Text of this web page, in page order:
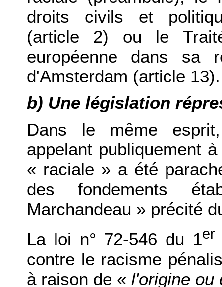
droits civils et
(article 2) ou le
européenne dans sa
d'Amsterdam (article 13).
b) Une législation
Dans le même
appelant publiquement
« raciale » a été
des fondements
Marchandeau » précité
La loi n° 72-546 du 1er
contre le racisme
à raison de « l'origine ou